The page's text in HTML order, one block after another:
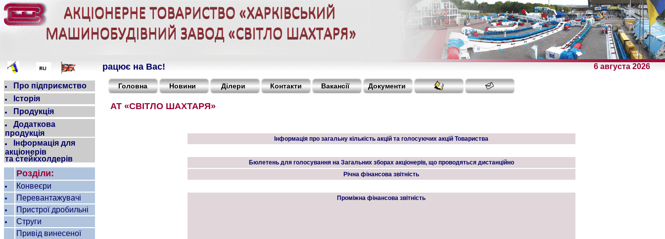
Якість, що працює на Вас! 6 августа 2026
Про підприємство
Історія
Продукція
Додаткова
продукція
Інформація для
акціонерів
та стейкхолдерів
Розділи:
Конвеєри
Перевантажувачі
Пристрої дробильні
Струги
Привід винесеної
Головна Новини Ділери Контакти Вакансії Документи
АТ «СВІТЛО ШАХТАРЯ»
Інформація про загальну кількість акцій та голосуючих акцій Товариства
Бюлетень для голосування на Загальних зборах акціонерів, що проводяться дистанційно
Річна фінансова звітність
Проміжна фінансова звітність